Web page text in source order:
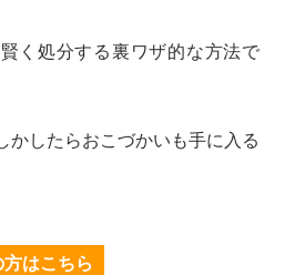
く処分する裏ワザ的な方法で
かしたらおこづかいも手に入る
はこちら